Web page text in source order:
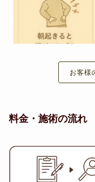
お客様
料金・施術の流れ